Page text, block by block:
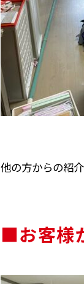
他の方からの紹
■お客様